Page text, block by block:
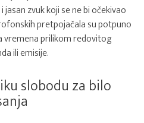
zvuk koji se ne bi očekivao
pretpojačala su potpuno
vremena prilikom redovitog
ili emisije.
slobodu za bilo